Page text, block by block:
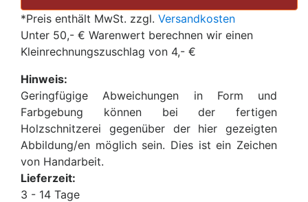
*Preis enthält MwSt. zzgl. Versandkosten
Unter 50,- € Warenwert berechnen wir einen
Kleinrechnungszuschlag von 4,- €
Hinweis:
Geringfügige Abweichungen in Form und
Farbgebung können bei der fertigen
Holzschnitzerei gegenüber der hier gezeigten
Abbildung/en möglich sein. Dies ist ein Zeichen
von Handarbeit.
Lieferzeit:
3 - 14 Tage